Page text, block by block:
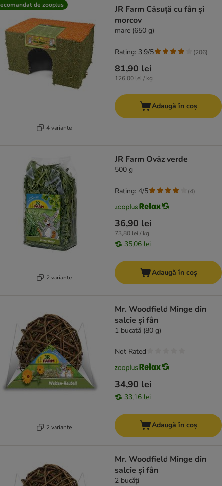
de zooplus
4 variante
JR Farm Căsuță cu fân și
morcov
mare (650 g)
81,90 lei
126,00 lei / kg
Rating: 3.9/5 (206)
Adaugă în coș
2 variante
JR Farm Ovăz verde
500 g
36,90 lei
73,80 lei / kg
35,06 lei
Rating: 4/5 (4)
Adaugă în coș
2 variante
Mr. Woodfield Minge din
salcie și fân
1 bucată (80 g)
34,90 lei
33,16 lei
Not Rated
Adaugă în coș
Mr. Woodfield Minge din
salcie și fân
2 bucăți